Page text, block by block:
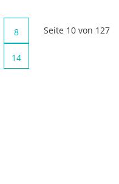
Seite 10 von 127
8
14